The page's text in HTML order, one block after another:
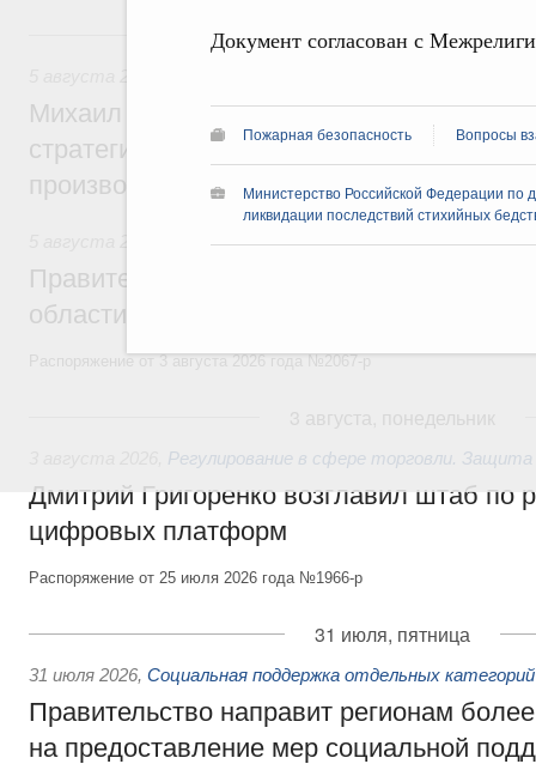
Документ согласован с
Пожарная безопасность Вопросы
Министерство Российской Федерации по
ликвидации последствий стихийных
5 августа, среда
Михаил Мишустин дал поручения по
стратегической сессии, посвящённой
производительности труда
Национальный проект «Экологическое
Правительство увеличило объём
области в рамках федерального
Распоряжение от 3 августа 2026 года №2067-р
Регулирование в сфере торговли.
Дмитрий Григоренко возглавил штаб по
цифровых платформ
Распоряжение от 25 июля 2026 года №1966-р
31 июля, пятница
31 июля 2026, Социальная поддержка отдельных
Правительство направит регионам
на предоставление мер социальной